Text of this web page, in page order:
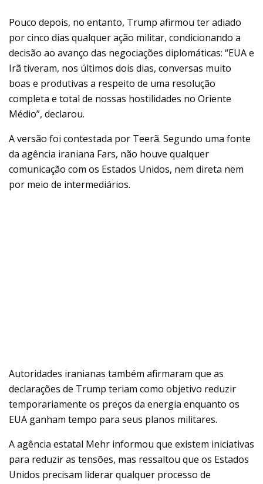
Pouco depois, no entanto, Trump afirmou ter adiado
por cinco dias qualquer ação militar, condicionando a
decisão ao avanço das negociações diplomáticas: “EUA e
Irã tiveram, nos últimos dois dias, conversas muito
boas e produtivas a respeito de uma resolução
completa e total de nossas hostilidades no Oriente
Médio”, declarou.
A versão foi contestada por Teerã. Segundo uma fonte
da agência iraniana Fars, não houve qualquer
comunicação com os Estados Unidos, nem direta nem
por meio de intermediários.
Autoridades iranianas também afirmaram que as
declarações de Trump teriam como objetivo reduzir
temporariamente os preços da energia enquanto os
EUA ganham tempo para seus planos militares.
A agência estatal Mehr informou que existem iniciativas
para reduzir as tensões, mas ressaltou que os Estados
Unidos precisam liderar qualquer processo de